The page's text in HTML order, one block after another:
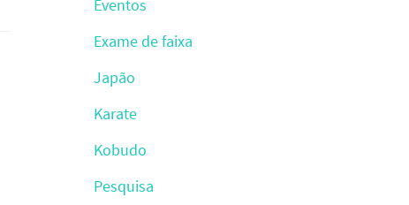
Eventos
Exame de faixa
Japão
Karate
Kobudo
Pesquisa